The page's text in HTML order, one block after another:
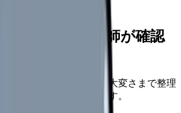
人票を、看護師が確認
せます
、教育、職場の正直な大変さまで整理
らす求人票へ改善します。